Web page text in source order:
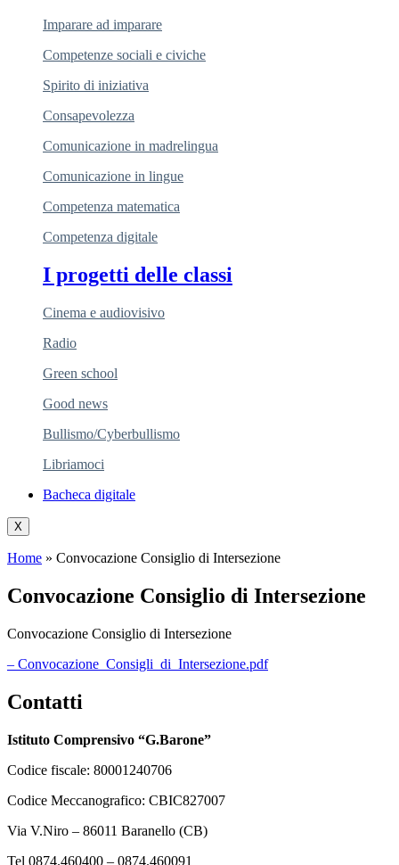
Imparare ad imparare
Competenze sociali e civiche
Spirito di iniziativa
Consapevolezza
Comunicazione in madrelingua
Comunicazione in lingue
Competenza matematica
Competenza digitale
I progetti delle classi
Cinema e audiovisivo
Radio
Green school
Good news
Bullismo/Cyberbullismo
Libriamoci
Bacheca digitale
X
Home » Convocazione Consiglio di Intersezione
Convocazione Consiglio di Intersezione
Convocazione Consiglio di Intersezione
– Convocazione_Consigli_di_Intersezione.pdf
Contatti
Istituto Comprensivo “G.Barone”
Codice fiscale: 80001240706
Codice Meccanografico: CBIC827007
Via V.Niro – 86011 Baranello (CB)
Tel 0874.460400 – 0874.460091